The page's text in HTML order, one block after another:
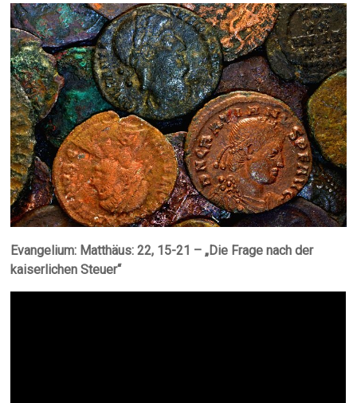
Evangelium: Matthäus: 22, 15-21 – „Die Frage nach der
kaiserlichen Steuer“